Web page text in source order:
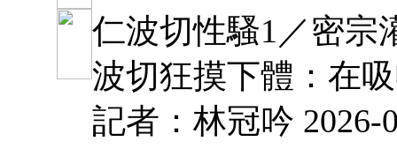
仁波切性騷1／密
波切狂摸下體：在
記者：林冠吟